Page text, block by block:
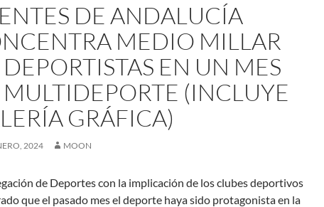
DE ANDALUCÍA
MEDIO MILLAR
EN UN MES
MULTIDEPORTE (INCLUYE
GRÁFICA)
2024 MOON
de Deportes con la implicación de los clubes deportivos
que el pasado mes el deporte haya sido protagonista en la